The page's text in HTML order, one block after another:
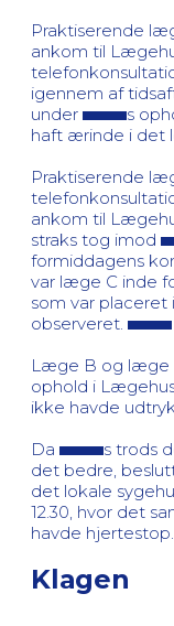
Praktiserende
ankom til
igennem af
under
s
haft ærinde i det
Praktiserende
ankom til
straks tog imod
formiddagens
var læge C inde
som var placeret
observeret.
Læge B og læge
ophold i
ikke havde
Da
s trods
det bedre,
det lokale
12.30, hvor det
havde hjertestop.
Klagen